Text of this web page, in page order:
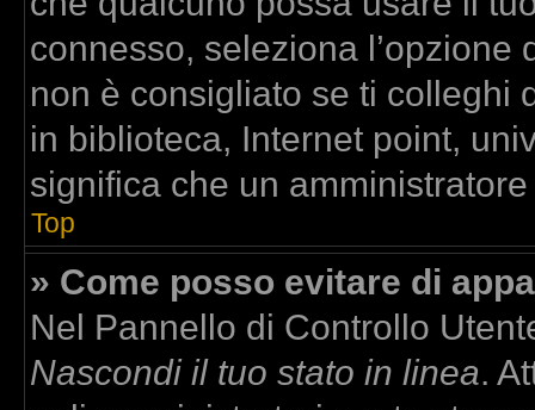
connesso, seleziona
non è consigliato se ti colleghi
in biblioteca, Internet point,
significa che un
Top
» Come posso evitare di
Nel Pannello di Controllo
Nascondi il tuo stato in linea.